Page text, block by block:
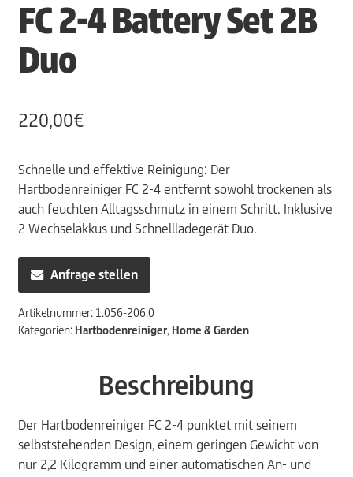
FC 2-4 Battery Set 2B
Duo
220,00€
Schnelle und effektive Reinigung: Der
Hartbodenreiniger FC 2-4 entfernt sowohl trockenen als
auch feuchten Alltagsschmutz in einem Schritt. Inklusive
2 Wechselakkus und Schnellladegerät Duo.
Anfrage stellen
Artikelnummer: 1.056-206.0
Kategorien: Hartbodenreiniger, Home & Garden
Beschreibung
Der Hartbodenreiniger FC 2-4 punktet mit seinem
selbststehenden Design, einem geringen Gewicht von
nur 2,2 Kilogramm und einer automatischen An- und